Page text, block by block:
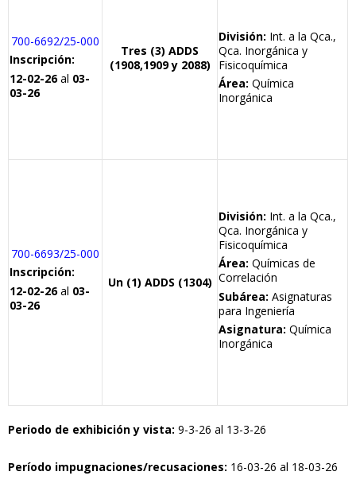
700-6692/25-000
Inscripción:
12-02-26al 03-
03-26
Tres (3) ADDS
(1908,1909 y 2088)
División: Int. a la Qca.,
Qca. Inorgánica y
Fisicoquímica
Área: Química
Inorgánica
700-6693/25-000
Inscripción:
12-02-26al 03-
03-26
Un (1) ADDS (1304)
División: Int. a la Qca.,
Qca. Inorgánica y
Fisicoquímica
Área: Químicas de
Correlación
Subárea: Asignaturas
para Ingeniería
Asignatura: Química
Inorgánica
Periodo de exhibición y vista: 9-3-26 al 13-3-26
Período impugnaciones/recusaciones: 16-03-26 al 18-03-26